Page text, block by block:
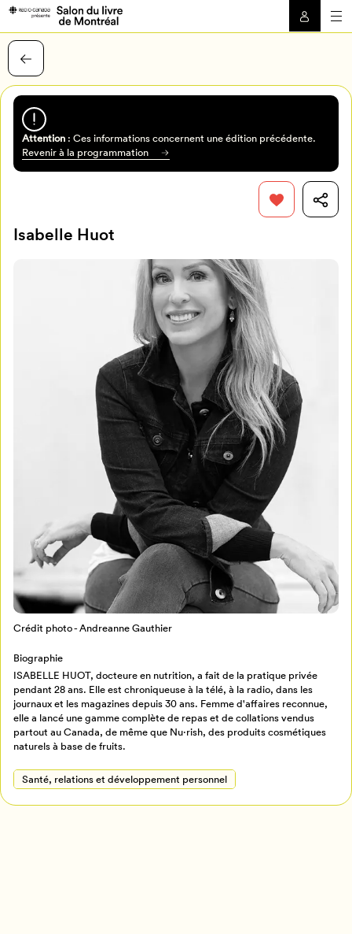
Programmation
Billetterie
Retour à l’accueil
Attention: Ces informations concernent une édition précédente.
Revenir à la programmation
Isabelle Huot
Crédit photo - Andreanne Gauthier
Biographie
ISABELLE HUOT, docteure en nutrition, a fait de la pratique privée
pendant 28 ans. Elle est chroniqueuse à la télé, à la radio, dans les
journaux et les magazines depuis 30 ans. Femme d'affaires reconnue,
elle a lancé une gamme complète de repas et de collations vendus
partout au Canada, de même que Nu·rish, des produits cosmétiques
naturels à base de fruits.
Santé, relations et développement personnel
Pour enregistrer vos favoris,
connectez-vous ou créez votre profil
Mon Salon
Se connecter
Créer un profil
Annuler